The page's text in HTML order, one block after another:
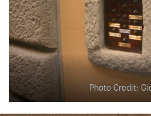
Photo Credit: